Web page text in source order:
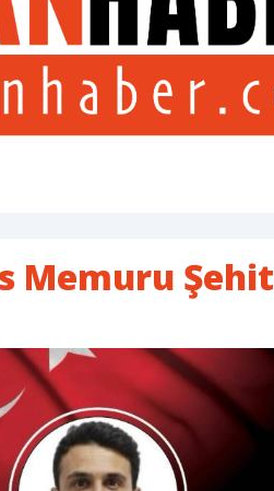
Memuru Şehit